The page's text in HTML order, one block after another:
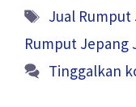
Tag
Jual Rumput
Rumput Jepang
Tinggalkan